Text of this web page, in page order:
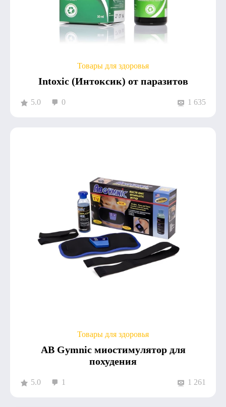
Товары для здоровья
Intoxic (Интоксик) от паразитов
5.0 0 1 635
Товары для здоровья
AB Gymnic миостимулятор для
похудения
5.0 1 1 261